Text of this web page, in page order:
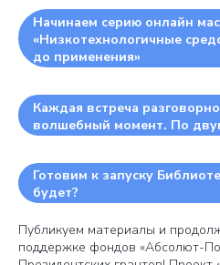
Начинаем серию онлайн
«Низкотехнологичные
до применения»
Каждая встреча
волшебный момент. По
Готовим к запуску
будет?
Публикуем материалы и
поддержке фондов «Абсолют-